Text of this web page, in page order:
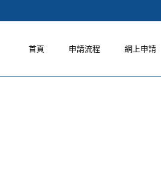
首頁 申請流程 網上申請